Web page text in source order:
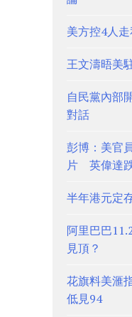
美方控4人
王文濤晤美
自民黨內部
對話
彭博：美官
片 英偉達
半年港元定
阿里巴巴
見頂？
花旗料美滙
低見94